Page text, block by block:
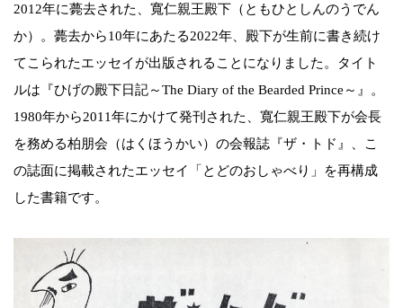
2012年に薨去された、寬仁親王殿下（ともひとしんのうでん
か）。薨去から10年にあたる2022年、殿下が生前に書き続け
てこられたエッセイが出版されることになりました。タイト
ルは『ひげの殿下日記～The Diary of the Bearded Prince～』。
1980年から2011年にかけて発刊された、寬仁親王殿下が会長
を務める柏朋会（はくほうかい）の会報誌『ザ・トド』、こ
の誌面に掲載されたエッセイ「とどのおしゃべり」を再構成
した書籍です。